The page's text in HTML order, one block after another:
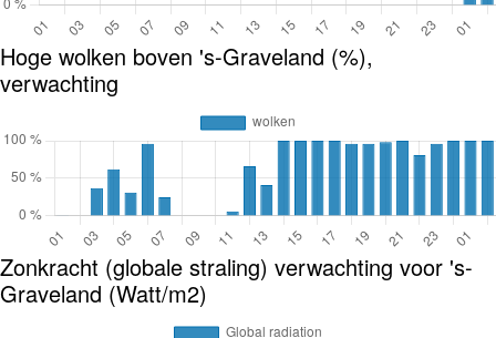
Hoge wolken boven 's-Graveland (%),
verwachting
Zonkracht (globale straling) verwachting voor 's-
Graveland (Watt/m2)